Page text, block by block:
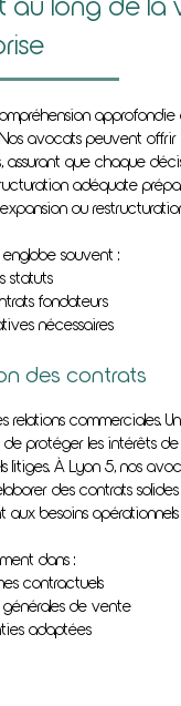
approfondie
avocats peuvent offrir
assurant que chaque
adéquate
ou
souvent :
statuts
fondateurs
nécessaires
des contrats
relations commerciales.
protéger les intérêts de
litiges. À Lyon 5, nos
des contrats
aux besoins
dans :
contractuels
de vente
adaptées